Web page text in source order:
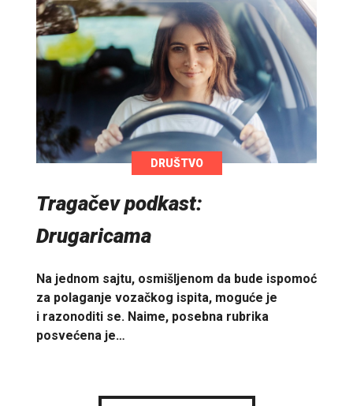
DRUŠTVO
Tragačev podkast:
Drugaricama
Na jednom sajtu, osmišljenom da bude ispomoć
za polaganje vozačkog ispita, moguće je
i razonoditi se. Naime, posebna rubrika
posvećena je…